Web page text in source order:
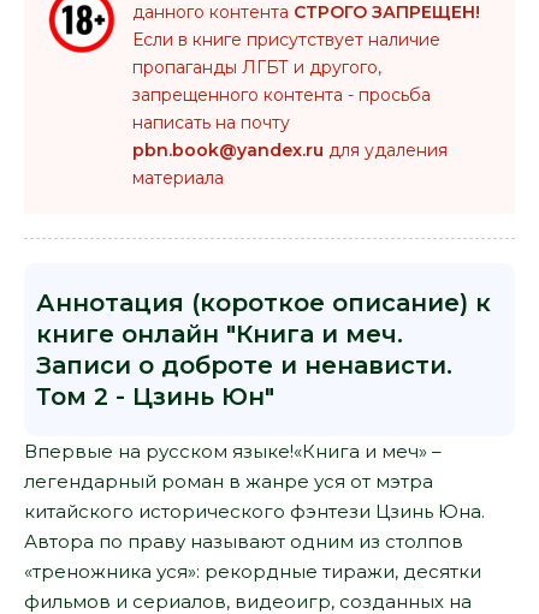
данного контента СТРОГО ЗАПРЕЩЕН!
Если в книге присутствует наличие
пропаганды ЛГБТ и другого,
запрещенного контента - просьба
написать на почту
pbn.book@yandex.ru для удаления
материала
Аннотация (короткое описание) к
книге онлайн "Книга и меч.
Записи о доброте и ненависти.
Том 2 - Цзинь Юн"
Впервые на русском языке!«Книга и меч» –
легендарный роман в жанре уся от мэтра
китайского исторического фэнтези Цзинь Юна.
Автора по праву называют одним из столпов
«треножника уся»: рекордные тиражи, десятки
фильмов и сериалов, видеоигр, созданных на